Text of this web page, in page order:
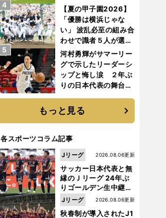
とは？
【夏の甲子園2026】
「優勝は横浜じゃな
い」 波乱必至の組み合
わせで識者５人が選ん
だ優勝校はここだ！
4
河村勇輝がサマーリー
グで示したリーダーシ
ップと悔し涙 ２年ぶ
りの日本代表の舞台を
は続く
5
もっと見る
各スポーツコラム記事
サッカー日本代表と無
縁のＪリーグ 24年ぶ
りゴールデン生中継の
開幕戦でヘタな試合は
見せられない
2026.08.06更新
Jリーグ
秋春制が導入されたJ1
2026.08.06更新
Jリーグ